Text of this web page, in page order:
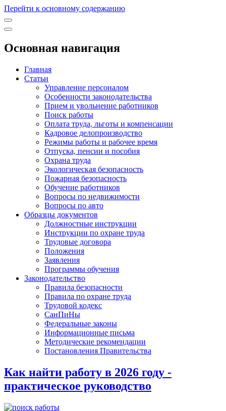
Перейти к основному содержанию
Основная навигация
Главная
Статьи
Управление персоналом
Особенности законодательства
Прием и увольнение работников
Поиск работы
Оплата труда, льготы и компенсации
Кадровое делопроизводство
Режимы работы и рабочее время
Отпуска, пенсии и пособия
Охрана труда
Экологическая безопасность
Пожарная безопасность
Обучение работников
Вопросы по недвижимости
Вопросы по авто
Образцы документов
Должностные инструкции
Инструкции по охране труда
Трудовые договора
Положения
Заявления
Программы обучения
Законодательство
Правила безопасности
Правила по охране труда
Трудовой кодекс
СанПиНы
Федеральные законы
Информационные письма
Методические рекомендации
Постановления Правительства
Как найти работу в 2026 году -
практическое руководство